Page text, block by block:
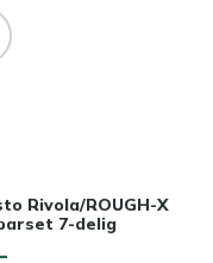
Rivola/ROUGH-X
7-delig